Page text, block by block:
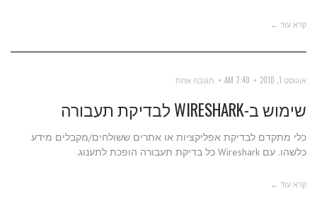
קרא עוד ←
אוגוסט 1, 2010 7:40 AM תגובה אחת
שימוש ב-WIRESHARK לבדיקת תעבורה
כלי מתקדם לבדיקת אפליקציות או אתרים ששולחים/מקבלים מידע
כלשהו. עם Wireshark כל בדיקת תעבורה הופכת לתענוג.
קרא עוד ←